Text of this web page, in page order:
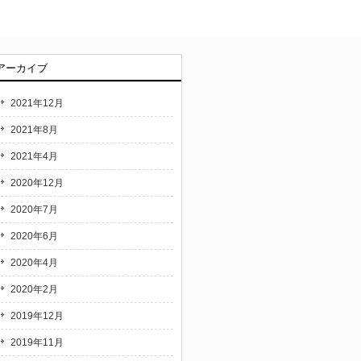
ーカイブ
2021年12月
2021年8月
2021年4月
2020年12月
2020年7月
2020年6月
2020年4月
2020年2月
2019年12月
2019年11月